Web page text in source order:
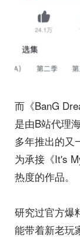
而《BanG
是由B站代理
多年推出的又
为承接《It's
热度的作品。
研究过官方爆
能带着新老玩